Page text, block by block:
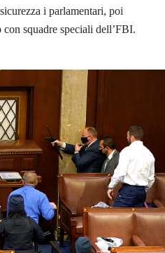
i parlamentari, poi
squadre speciali dell’FBI.